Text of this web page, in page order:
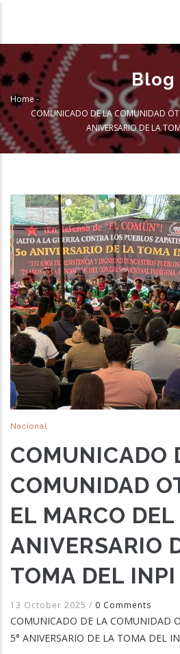
main
content
Blog
Breadcrumb
Home -
COMUNICADO DE LA COMUNIDAD
ANIVERSARIO DE LA
Nacional
COMUNICADO
COMUNIDAD
EL MARCO DEL
ANIVERSARIO
TOMA DEL INPI
13 October 2025 / 0 Comments
COMUNICADO DE LA COMUNIDAD
5° ANIVERSARIO DE LA TOMA DEL